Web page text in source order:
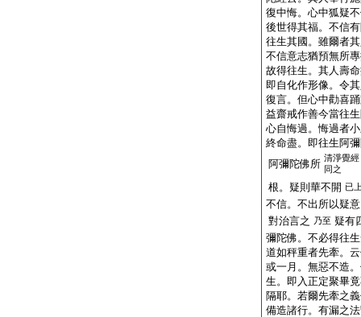
復中悔。心中狐疑
後世得其福。不信
往生其國。雖爾者
不信意志猶預無所
故得往生。其人壽
即自化作形像。令
復言。但心中勸喜
益齋戒作善今當往
心自悔過。悔過者
終命盡。即往生阿
阿彌陀佛所 清淨覺經
同之
根。疑則華不開 已
不信。不出所以疑
對治言之 乃至 疑有
彌陀佛。不必得往
道如秤重者先牽。
或一月。無惡不造
生。即入正定聚畢
隔耶。若爾先牽之
備造諸行。有漏之